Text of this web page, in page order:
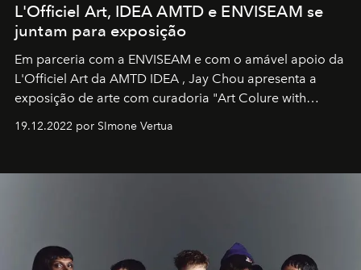
L'Officiel Art, IDEA AMTD e ENVISEAM se
juntam para exposição
Em parceria com a ENVISEAM e com o amável apoio da
L'Officiel Art da AMTD IDEA , Jay Chou apresenta a
exposição de arte com curadoria "Art Colure with
19.12.2022 por SImone Vertua